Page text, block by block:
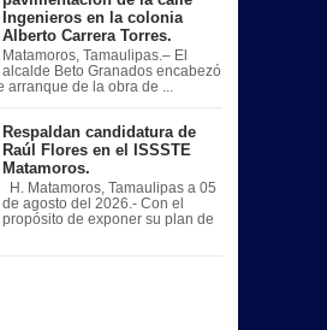
Ingenieros en la colonia
Alberto Carrera Torres.
Matamoros, Tamaulipas.– El
alcalde Beto Granados encabezó
arranque de la obra de ...
Respaldan candidatura de
Raúl Flores en el ISSSTE
Matamoros.
H. Matamoros, Tamaulipas a 05
de agosto del 2026.- Con el
propósito de exponer su plan de